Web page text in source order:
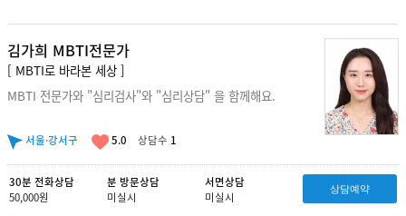
김가희 MBTI전문가
[ MBTI로 바라본 세상 ]
MBTI 전문가와 "심리검사"와 "심리상담" 을 함께해요.
서울·강서구 5.0 상담수 1
30분 전화상담
50,000원
분 방문상담
미실시
서면상담
미실시
상담예약